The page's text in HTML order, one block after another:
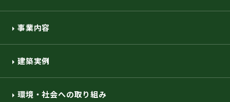
事業内容
建築実例
環境・社会への取り組み